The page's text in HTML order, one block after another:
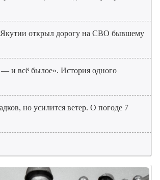
открыл дорогу на СВО бывшему
— и всё былое». История одного
но усилится ветер. О погоде 7